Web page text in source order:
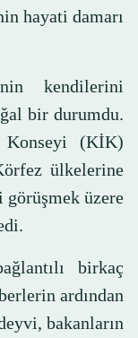
hayati damarı
kendilerini
bir durumdu.
(KİK)
ülkelerine
üzere
birkaç
ardından
bakanların